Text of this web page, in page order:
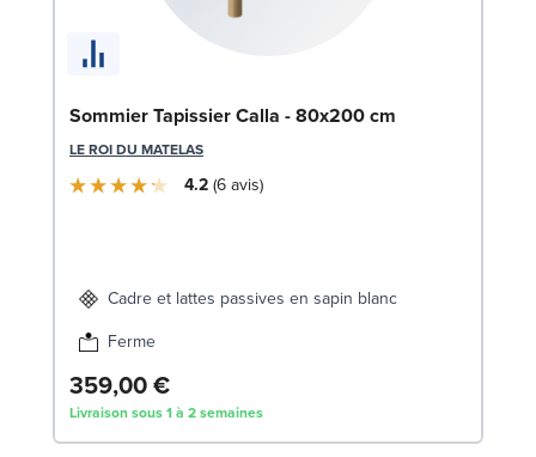
Sommier Tapissier Calla - 80x200 cm
LE ROI DU MATELAS
4.2 6avis
Cadre et lattes passives en sapin blanc
Ferme
359,00 €
Livraison sous 1 à 2 semaines